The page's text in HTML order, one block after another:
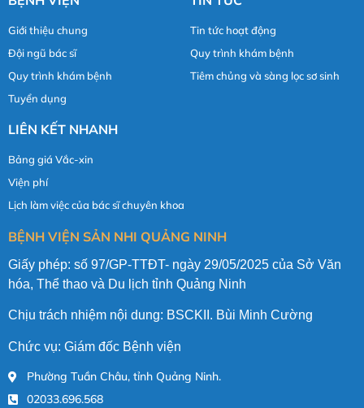
Giới thiệu chung
Đội ngũ bác sĩ
Quy trình khám bệnh
Tuyển dụng
Tin tức hoạt động
Quy trình khám bệnh
Tiêm chủng và sàng lọc sơ sinh
LIÊN KẾT NHANH
Bảng giá Vắc-xin
Viện phí
Lịch làm việc của bác sĩ chuyên khoa
BỆNH VIỆN SẢN NHI QUẢNG NINH
Giấy phép: số 97/GP-TTĐT- ngày 29/05/2025 của Sở Văn
hóa, Thể thao và Du lịch tỉnh Quảng Ninh
Chịu trách nhiệm nội dung: BSCKII. Bùi Minh Cường
Chức vụ: Giám đốc Bệnh viện
Phường Tuần Châu, tỉnh Quảng Ninh.
02033.696.568